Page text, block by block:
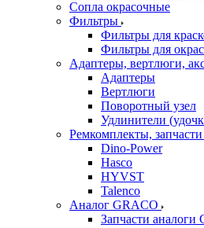
Сопла окрасочные
Фильтры
Фильтры для
Фильтры для
Адаптеры, вертлюги,
Адаптеры
Вертлюги
Поворотный узел
Удлинители
Ремкомплекты,
Dino-Power
Hasco
HYVST
Talenco
Аналог GRACO
Запчасти аналоги